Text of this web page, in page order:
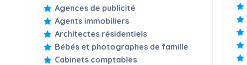
Agences de publicité
Agents immobiliers
Architectes résidentiels
Bébés et photographes de famille
Cabinets comptables